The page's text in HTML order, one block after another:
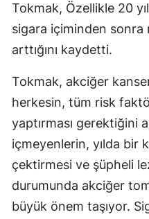
Tokmak, Özellikle 20
sigara içiminden sonra
arttığını kaydetti.
Tokmak, akciğer
herkesin, tüm risk
yaptırması gerektiğini
içmeyenlerin, yılda bir
çektirmesi ve şüpheli
durumunda akciğer
büyük önem taşıyor.